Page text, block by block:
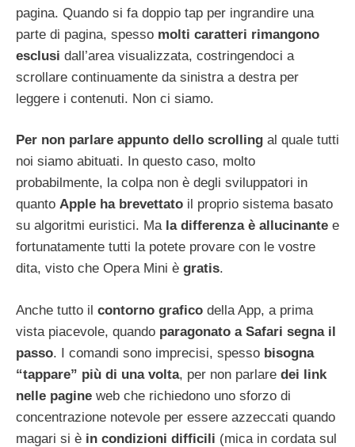
pagina. Quando si fa doppio tap per ingrandire una
parte di pagina, spesso molti caratteri rimangono
esclusi dall’area visualizzata, costringendoci a
scrollare continuamente da sinistra a destra per
leggere i contenuti. Non ci siamo.
Per non parlare appunto dello scrolling al quale tutti
noi siamo abituati. In questo caso, molto
probabilmente, la colpa non è degli sviluppatori in
quanto Apple ha brevettato il proprio sistema basato
su algoritmi euristici. Mala differenza è allucinante e
fortunatamente tutti la potete provare con le vostre
dita, visto che Opera Mini è gratis.
Anche tutto il contorno grafico della App, a prima
vista piacevole, quando paragonato a Safari segna il
passo. I comandi sono imprecisi, spesso bisogna
“tappare” più di una volta, per non parlare dei link
nelle pagine web che richiedono uno sforzo di
concentrazione notevole per essere azzeccati quando
magari si è in condizioni difficili (mica in cordata sul